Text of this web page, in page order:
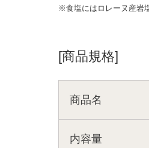
※食塩にはロレーヌ産岩
[商品規格]
商品名
内容量